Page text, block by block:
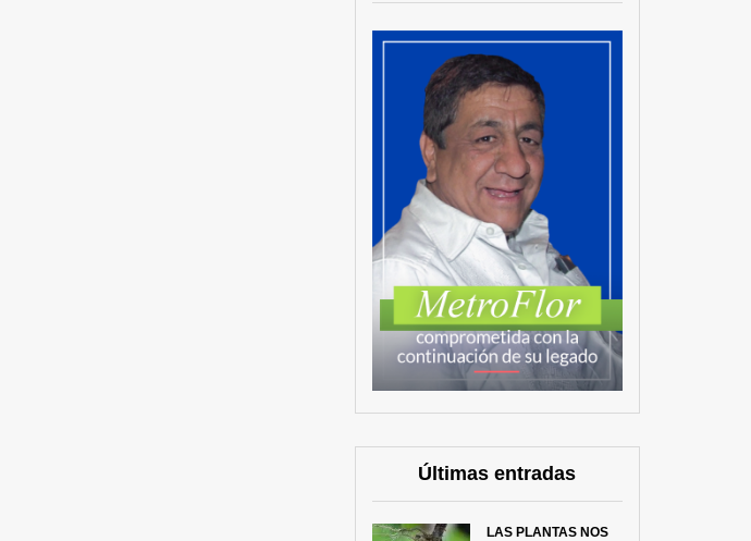
Últimas entradas
LAS PLANTAS NOS